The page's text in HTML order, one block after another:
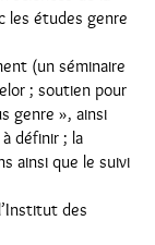
les études genre
(un séminaire
; soutien pour
genre », ainsi
définir ; la
ainsi que le suivi
des